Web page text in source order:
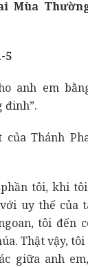
Mùa
5
anh em
đinh”.
Thánh
tôi, khi
uy thế của
tôi đến
Thật vậy,
giữa anh